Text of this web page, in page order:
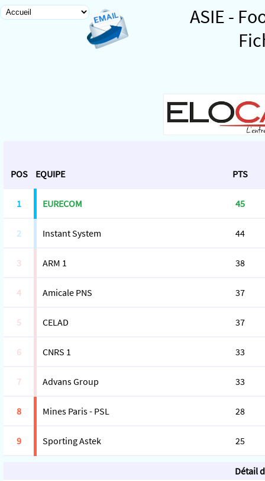
ASIE -
POS EQUIPE PTS
1 EURECOM 45
2 Instant System 44
3 ARM 1 38
4 Amicale PNS 37
5 CELAD 37
6 CNRS 1 33
7 Advans Group 33
8 Mines Paris - PSL 28
9 Sporting Astek 25
Détail